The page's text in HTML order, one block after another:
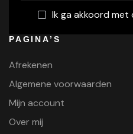
Ik ga akkoord met
PAGINA’S
Afrekenen
Algemene voorwaarden
Mijn account
Over mij